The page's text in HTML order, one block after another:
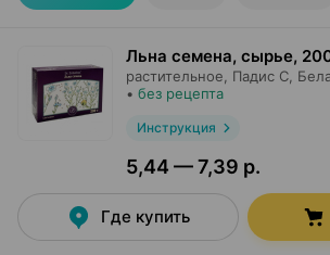
Льна семена, сырье,
растительное, Падис С ,
• без рецепта
Инструкция
5,44 — 7,39 р.
Где купить